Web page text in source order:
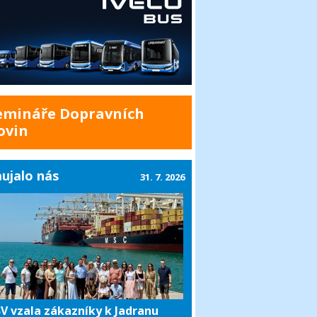
Dopravních
nás
vzala zákazníky k Jadranu
31. 7. 2026